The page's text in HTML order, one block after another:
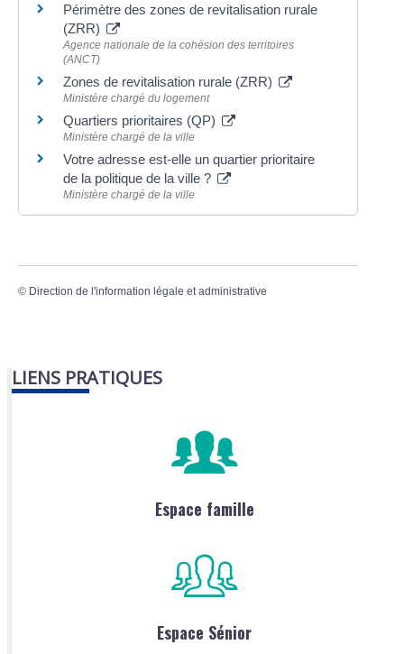
Périmètre des zones de revitalisation rurale
(ZRR)
Agence nationale de la cohésion des territoires
(ANCT)
Zones de revitalisation rurale (ZRR)
Ministère chargé du logement
Quartiers prioritaires (QP)
Ministère chargé de la ville
Votre adresse est-elle un quartier prioritaire
de la politique de la ville ?
Ministère chargé de la ville
© Direction de l'information légale et administrative
LIENS PRATIQUES
Espace famille
Espace Sénior